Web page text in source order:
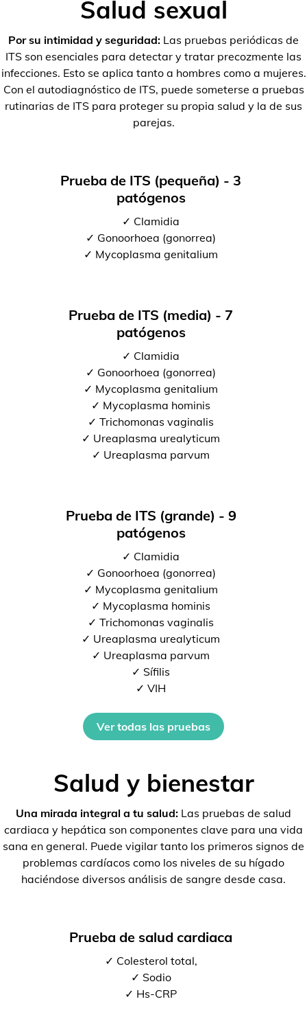
Salud sexual
Por su intimidad y seguridad: Las pruebas periódicas de
ITS son esenciales para detectar y tratar precozmente las
infecciones. Esto se aplica tanto a hombres como a mujeres.
Con el autodiagnóstico de ITS, puede someterse a pruebas
rutinarias de ITS para proteger su propia salud y la de sus
parejas.
Prueba de ITS (pequeña) - 3
patógenos
✓ Clamidia
✓ Gonoorhoea (gonorrea)
✓ Mycoplasma genitalium
Prueba de ITS (media) - 7
patógenos
✓ Clamidia
✓ Gonoorhoea (gonorrea)
✓ Mycoplasma genitalium
✓ Mycoplasma hominis
✓ Trichomonas vaginalis
✓ Ureaplasma urealyticum
✓ Ureaplasma parvum
Prueba de ITS (grande) - 9
patógenos
✓ Clamidia
✓ Gonoorhoea (gonorrea)
✓ Mycoplasma genitalium
✓ Mycoplasma hominis
✓ Trichomonas vaginalis
✓ Ureaplasma urealyticum
✓ Ureaplasma parvum
✓ Sífilis
✓ VIH
Ver todas las pruebas
Salud y bienestar
Una mirada integral a tu salud: Las pruebas de salud
cardiaca y hepática son componentes clave para una vida
sana en general. Puede vigilar tanto los primeros signos de
problemas cardíacos como los niveles de su hígado
haciéndose diversos análisis de sangre desde casa.
Prueba de salud cardiaca
✓ Colesterol total,
✓ Sodio
✓ Hs-CRP